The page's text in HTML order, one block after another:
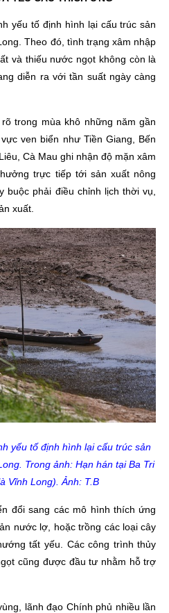
yếu tố định hình lại cấu trúc sản
Theo đó, tình trạng xâm nhập
và thiếu nước ngọt không còn là
diễn ra với tần suất ngày càng
trong mùa khô những năm gần
ven biển như Tiền Giang, Bến
Cà Mau ghi nhận độ mặn xâm
trực tiếp tới sản xuất nông
buộc phải điều chỉnh lịch thời vụ,
xuất.
yếu tố định hình lại cấu trúc sản
Trong ảnh: Hạn hán tại Ba Tri
Vĩnh Long). Ảnh: T.B
đổi sang các mô hình thích ứng
nước lợ, hoặc trồng các loại cây
tất yếu. Các công trình thủy
cũng được đầu tư nhằm hỗ trợ
lãnh đạo Chính phủ nhiều lần